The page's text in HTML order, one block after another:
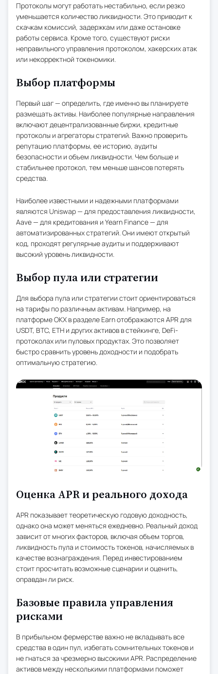
Протоколы могут работать нестабильно, если резко
уменьшается количество ликвидности. Это приводит к
скачкам комиссий, задержкам или даже остановке
работы сервиса. Кроме того, существуют риски
неправильного управления протоколом, хакерских атак
или некорректной токеномики.
Выбор платформы
Первый шаг — определить, где именно вы планируете
размещать активы. Наиболее популярные направления
включают децентрализованные биржи, кредитные
протоколы и агрегаторы стратегий. Важно проверить
репутацию платформы, ее историю, аудиты
безопасности и объем ликвидности. Чем больше и
стабильнее протокол, тем меньше шансов потерять
средства.
Наиболее известными и надежными платформами
являются Uniswap — для предоставления ликвидности,
Aave — для кредитования и Yearn Finance — для
автоматизированных стратегий. Они имеют открытый
код, проходят регулярные аудиты и поддерживают
высокий уровень ликвидности.
Выбор пула или стратегии
Для выбора пула или стратегии стоит ориентироваться
на тарифы по различным активам. Например, на
платформе OKX в разделе Earn отображаются APR для
USDT, BTC, ETH и других активов в стейкинге, DeFi-
протоколах или пуловых продуктах. Это позволяет
быстро сравнить уровень доходности и подобрать
оптимальную стратегию.
Оценка APR и реального дохода
APR показывает теоретическую годовую доходность,
однако она может меняться ежедневно. Реальный доход
зависит от многих факторов, включая объем торгов,
ликвидность пула и стоимость токенов, начисляемых в
качестве вознаграждения. Перед инвестированием
стоит просчитать возможные сценарии и оценить,
оправдан ли риск.
Базовые правила управления
рисками
В прибыльном фермерстве важно не вкладывать все
средства в один пул, избегать сомнительных токенов и
не гнаться за чрезмерно высокими APR. Распределение
активов между несколькими платформами поможет